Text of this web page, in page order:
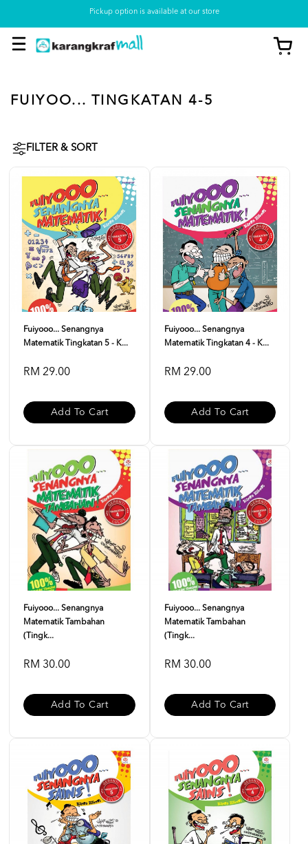
Pickup option is available at our store
FUIYOO... TINGKATAN 4-5
FILTER & SORT
Fuiyooo... Senangnya
Matematik Tingkatan 5 - K...
RM 29.00
Add To Cart
Fuiyooo... Senangnya
Matematik Tingkatan 4 - K...
RM 29.00
Add To Cart
Fuiyooo... Senangnya
Matematik Tambahan
(Tingk...
RM 30.00
Add To Cart
Fuiyooo... Senangnya
Matematik Tambahan
(Tingk...
RM 30.00
Add To Cart